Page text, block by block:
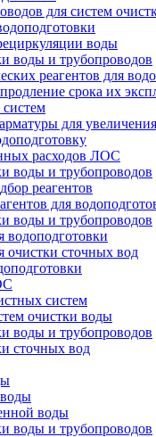
для систем
воды
воды и трубопроводов
реагентов для
срока их
для
расходов ЛОС
воды и трубопроводов
реагентов
для
воды и трубопроводов
водоподготовки
очистки сточных вод
систем
очистки воды
воды и трубопроводов
сточных вод
воды
воды и трубопроводов